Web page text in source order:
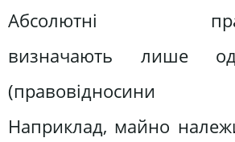
Абсолютні
визначають лише
(правовідносини
Наприклад, майно